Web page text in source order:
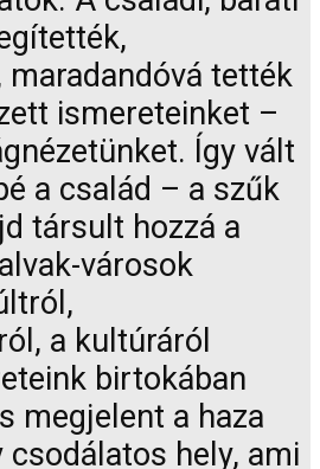
maradandóvá tették
ismereteinket –
Így vált
a család – a szűk
társult hozzá a
városok
a kultúráról
birtokában
megjelent a haza
csodálatos hely, ami